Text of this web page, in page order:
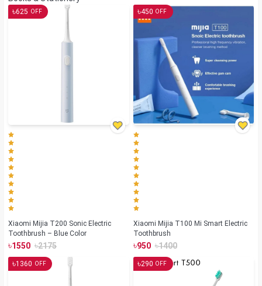
৳625 OFF
Xiaomi Mijia T200 Sonic Electric
Toothbrush – Blue Color
৳1550 ৳2175
৳450 OFF
Xiaomi Mijia T100 Mi Smart Electric
Toothbrush
৳950 ৳1400
৳1360 OFF ৳290 OFF